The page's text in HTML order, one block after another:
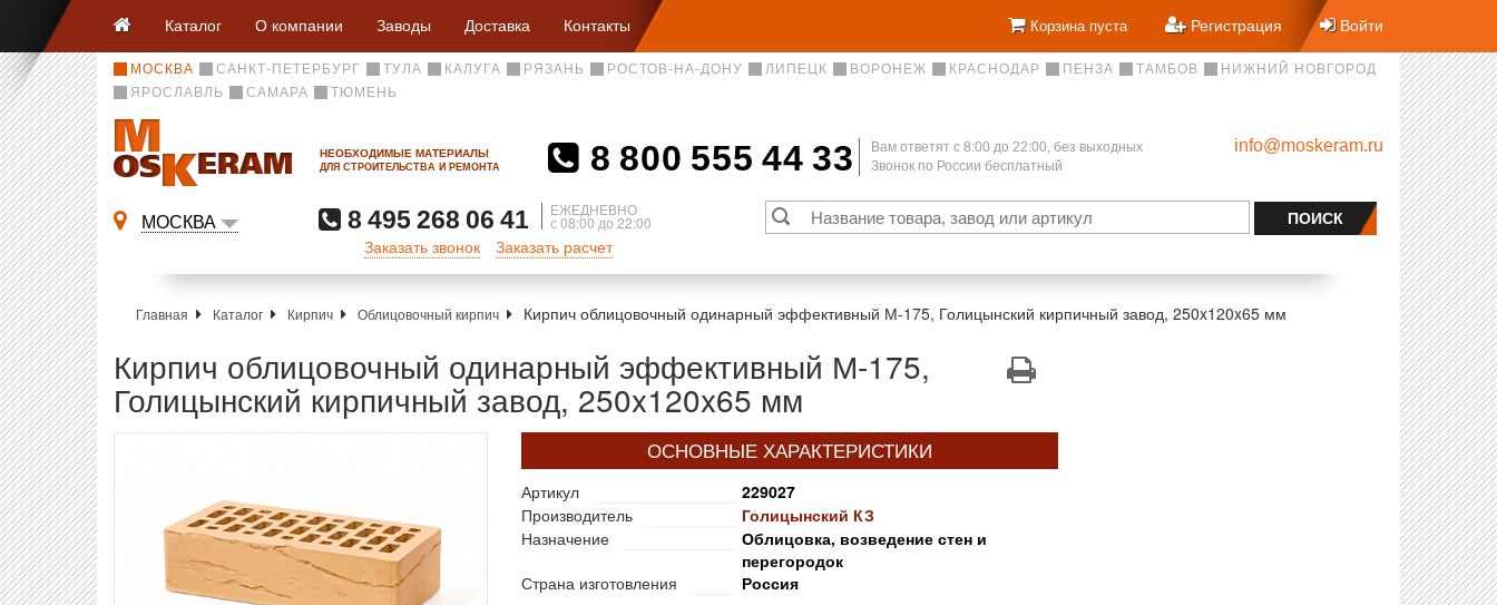
Каталог О компании Заводы Доставка Контакты Корзина пуста Регистрация Войти
МОСКВА САНКТ-ПЕТЕРБУРГ ТУЛА КАЛУГА РЯЗАНЬ РОСТОВ-НА-ДОНУ ЛИПЕЦК ВОРОНЕЖ КРАСНОДАР ПЕНЗА ТАМБОВ
НИЖНИЙ НОВГОРОД
ЯРОСЛАВЛЬ
САМАРА ТЮМЕНЬ
НЕОБХОДИМЫЕ МАТЕРИАЛЫ
ДЛЯ СТРОИТЕЛЬСТВА И РЕМОНТА 8 800 555 44 33
Вам ответят c 8:00 до 22:00, без выходных
Звонок по России бесплатный
info@moskeram.ru
МОСКВА 8 495 268 06 41 ЕЖЕДНЕВНО
с 08:00 до 22:00
Заказать звонок Заказать расчет
Главная Каталог Кирпич Облицовочный кирпич Кирпич облицовочный одинарный эффективный М-175, Голицынский кирпичный завод, 250x120x65 мм
Кирпич облицовочный одинарный эффективный М-175,
Голицынский кирпичный завод, 250x120x65 мм
ОСНОВНЫЕ ХАРАКТЕРИСТИКИ
Артикул
229027
Производитель
Голицынский КЗ
Назначение
Облицовка, возведение стен и
перегородок
Страна изготовления
Россия